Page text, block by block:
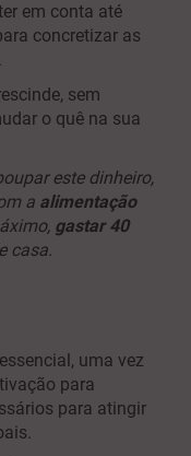
em conta até
concretizar as
sem
o quê na sua
este dinheiro,
a alimentação
gastar 40
casa.
uma vez
para
para atingir